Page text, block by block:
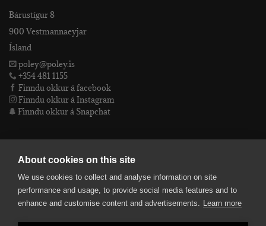
Bárustígur 8
900 Vestmannaeyjar
Ísland
poley@poley.is
+354 481 1155
Finndu okkur á facebook
Finndu okkur á Instagram
Finndu okkur á Snapchat
Póley ehf
kt: 4905072480
About cookies on this site
We use cookies to collect and analyse information on site
performance and usage, to provide social media features and to
enhance and customise content and advertisements. Learn more